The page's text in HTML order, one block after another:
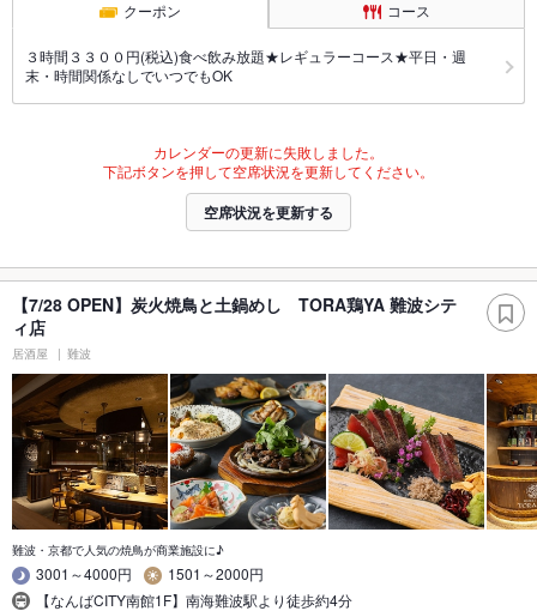
クーポン コース
３時間３３００円(税込)食べ飲み放題★レギュラーコース★平日・週
末・時間関係なしでいつでもOK
カレンダーの更新に失敗しました。
下記ボタンを押して空席状況を更新してください。
空席状況を更新する
【7/28 OPEN】炭火焼鳥と土鍋めし TORA鶏YA 難波シテ
ィ店
居酒屋 難波
難波・京都で人気の焼鳥が商業施設に♪
3001～4000円
1501～2000円
【なんばCITY南館1F】南海難波駅より徒歩約4分